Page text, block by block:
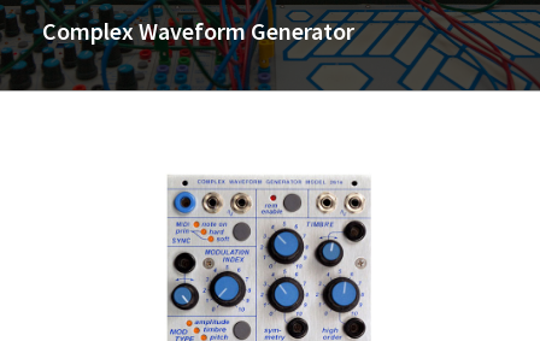
Complex Waveform Generator